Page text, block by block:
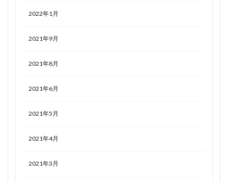
2022年1月
2021年9月
2021年8月
2021年6月
2021年5月
2021年4月
2021年3月